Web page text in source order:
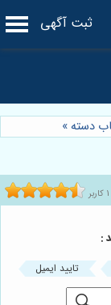
ثبت آگهی
دسته»
1 کاربر
:
تایید ایمیل